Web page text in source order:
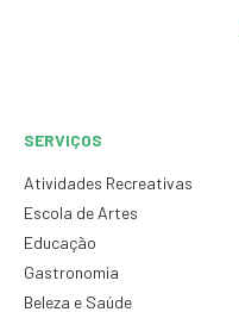
SERVIÇOS
Atividades Recreativas
Escola de Artes
Educação
Gastronomia
Beleza e Saúde